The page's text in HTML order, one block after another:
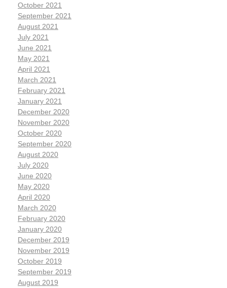
October 2021
September 2021
August 2021
July 2021
June 2021
May 2021
April 2021
March 2021
February 2021
January 2021
December 2020
November 2020
October 2020
September 2020
August 2020
July 2020
June 2020
May 2020
April 2020
March 2020
February 2020
January 2020
December 2019
November 2019
October 2019
September 2019
August 2019